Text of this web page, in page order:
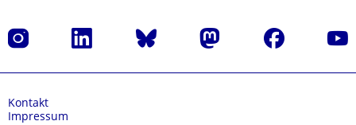
Instagram LinkedIn Bluesky Mastodon Facebook
Kontakt
Impressum